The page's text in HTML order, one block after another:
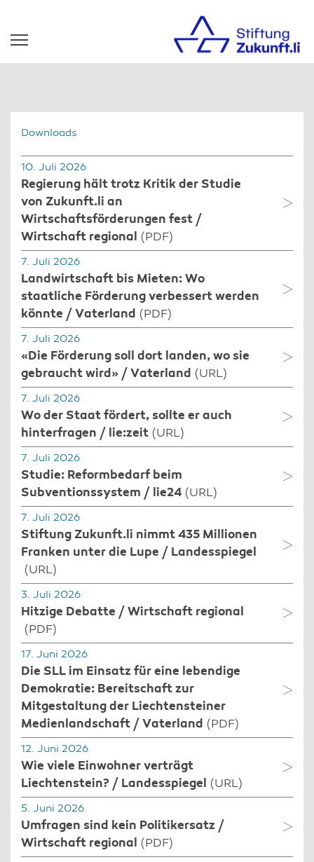
Downloads
10. Juli 2026
Regierung hält trotz Kritik der Studie
von Zukunft.li an
Wirtschaftsförderungen fest /
Wirtschaft regional
(PDF)
7. Juli 2026
Landwirtschaft bis Mieten: Wo
staatliche Förderung verbessert werden
könnte / Vaterland (PDF)
7. Juli 2026
«Die Förderung soll dort landen, wo sie
gebraucht wird» / Vaterland (URL)
7. Juli 2026
Wo der Staat fördert, sollte er auch
hinterfragen / lie:zeit (URL)
7. Juli 2026
Studie: Reformbedarf beim
Subventionssystem / lie24 (URL)
7. Juli 2026
Stiftung Zukunft.li nimmt 435 Millionen
Franken unter die Lupe / Landesspiegel
(URL)
3. Juli 2026
Hitzige Debatte / Wirtschaft regional
(PDF)
17. Juni 2026
Die SLL im Einsatz für eine lebendige
Demokratie: Bereitschaft zur
Mitgestaltung der Liechtensteiner
Medienlandschaft / Vaterland (PDF)
12. Juni 2026
Wie viele Einwohner verträgt
Liechtenstein? / Landesspiegel
(URL)
5. Juni 2026
Umfragen sind kein Politikersatz /
Wirtschaft regional
(PDF)